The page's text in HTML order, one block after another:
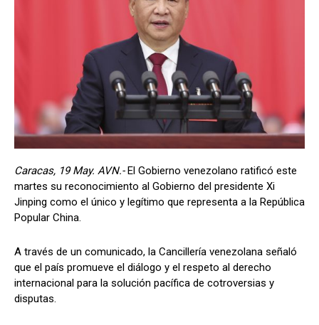
Caracas, 19 May. AVN.- El Gobierno venezolano ratificó este
martes su reconocimiento al Gobierno del presidente Xi
Jinping como el único y legítimo que representa a la República
Popular China.
A través de un comunicado, la Cancillería venezolana señaló
que el país promueve el diálogo y el respeto al derecho
internacional para la solución pacífica de cotroversias y
disputas.